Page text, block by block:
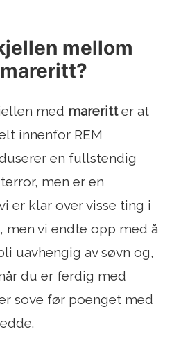
mellom
med mareritter at
innenfor REM
en fullstendig
men er en
er klar over visse ting i
men vi endte opp med å
uavhengig av søvn og,
du er ferdig med
sove før poenget med